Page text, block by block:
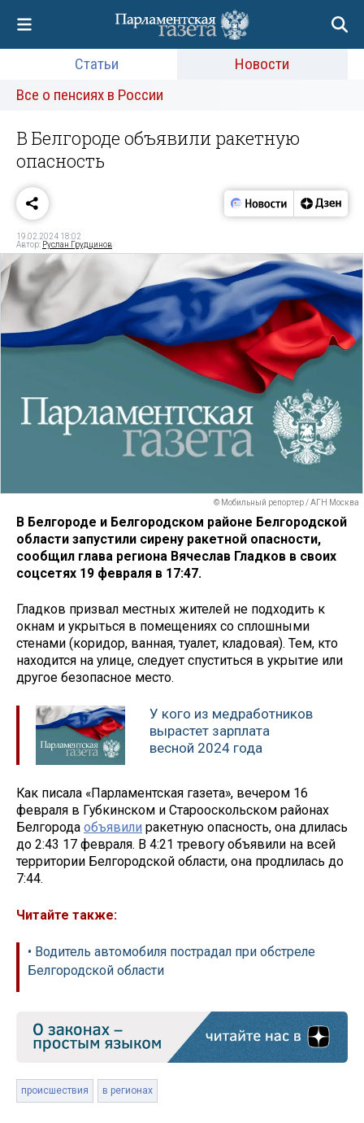
Статьи
Новости
Все о пенсиях в России
В Белгороде объявили ракетную
опасность
19.02.2024 18:02
Автор: Руслан Грудцинов
© Мобильный репортер / АГН Москва
В Белгороде и Белгородском районе Белгородской
области запустили сирену ракетной опасности,
сообщил глава региона Вячеслав Гладков в своих
соцсетях 19 февраля в 17:47.
Гладков призвал местных жителей не подходить к
окнам и укрыться в помещениях со сплошными
стенами (коридор, ванная, туалет, кладовая). Тем, кто
находится на улице, следует спуститься в укрытие или
другое безопасное место.
У кого из медработников
вырастет зарплата
весной 2024 года
Как писала «Парламентская газета», вечером 16
февраля в Губкинском и Старооскольском районах
Белгорода объявили ракетную опасность, она длилась
до 2:43 17 февраля. В 4:21 тревогу объявили на всей
территории Белгородской области, она продлилась до
7:44.
Читайте также:
• Водитель автомобиля пострадал при обстреле
Белгородской области
происшествия в регионах